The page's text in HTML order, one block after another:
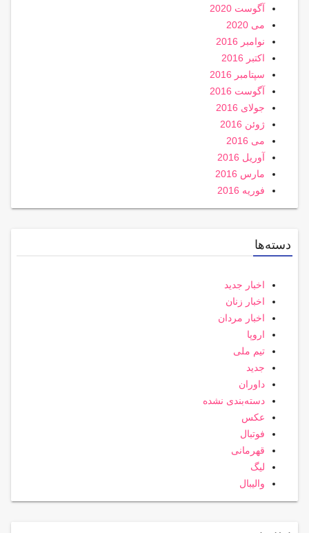
آگوست 2020
می 2020
نوامبر 2016
اکتبر 2016
سپتامبر 2016
آگوست 2016
جولای 2016
ژوئن 2016
می 2016
آوریل 2016
مارس 2016
فوریه 2016
دسته‌ها
اخبار جدید
اخبار زنان
اخبار مردان
اروپا
تیم ملی
جدید
داوران
دسته‌بندی نشده
عکس
فوتبال
قهرمانی
لیگ
والیبال